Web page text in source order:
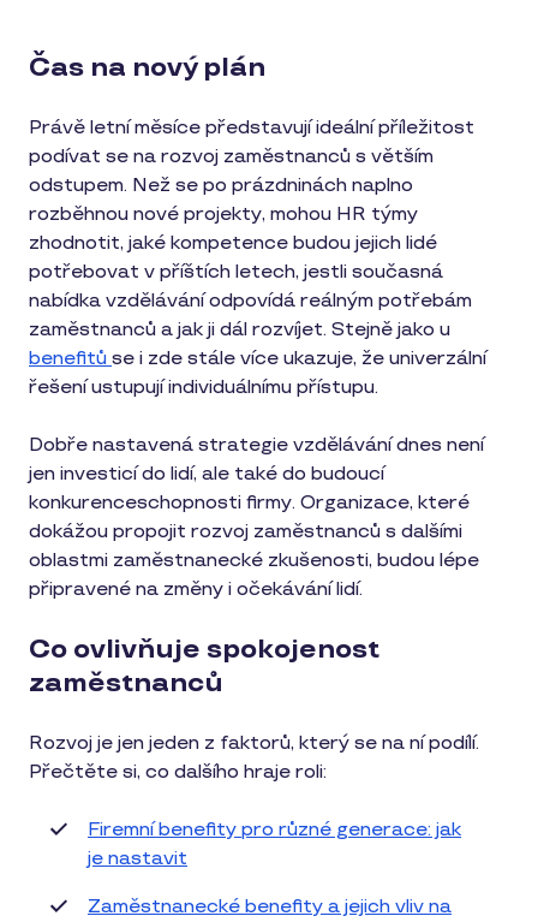
Čas na nový plán
Právě letní měsíce představují ideální příležitost
podívat se na rozvoj zaměstnanců s větším
odstupem. Než se po prázdninách naplno
rozběhnou nové projekty, mohou HR týmy
zhodnotit, jaké kompetence budou jejich lidé
potřebovat v příštích letech, jestli současná
nabídka vzdělávání odpovídá reálným potřebám
zaměstnanců a jak ji dál rozvíjet. Stejně jako u
benefitů se i zde stále více ukazuje, že univerzální
řešení ustupují individuálnímu přístupu.
Dobře nastavená strategie vzdělávání dnes není
jen investicí do lidí, ale také do budoucí
konkurenceschopnosti firmy. Organizace, které
dokážou propojit rozvoj zaměstnanců s dalšími
oblastmi zaměstnanecké zkušenosti, budou lépe
připravené na změny i očekávání lidí.
Co ovlivňuje spokojenost
zaměstnanců
Rozvoj je jen jeden z faktorů, který se na ní podílí.
Přečtěte si, co dalšího hraje roli:
Firemní benefity pro různé generace: jak
je nastavit
Zaměstnanecké benefity a jejich vliv na